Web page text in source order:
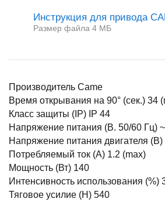
Инструкция для привода
Размер файла 4 МБ
Производитель Came
Время открывания на 90° (сек.) 34
Класс защиты (IP) IP 44
Напряжение питания (В. 50/60 Гц)
Напряжение питания двигателя (В)
Потребляемый ток (А) 1.2 (max)
Мощность (Вт) 140
Интенсивность использования (%)
Тяговое усилие (Н) 540